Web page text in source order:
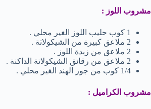
مشروب اللوز :
1 كوب حليب اللوز الغير محلي .
2 ملاعق كبيرة من الشيكولاتة .
2 ملاعق من زبدة اللوز .
2 ملاعق من رقائق الشيكولاتة الداكنة .
1/4 كوب من جوز الهند الغير محلي .
مشروب الكراميل :